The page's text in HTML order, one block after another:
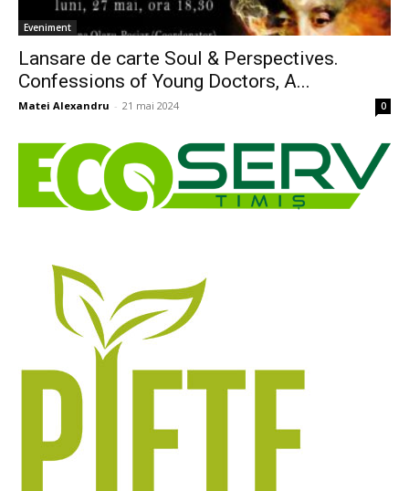
Eveniment
Lansare de carte Soul & Perspectives.
Confessions of Young Doctors, A...
Matei Alexandru - 21 mai 2024 0